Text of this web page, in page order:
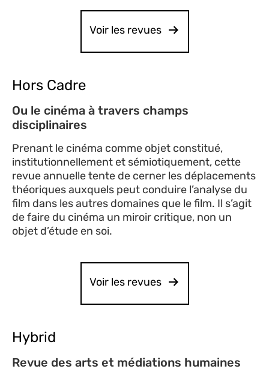
Voir les revues
Hors Cadre
Ou le cinéma à travers champs
disciplinaires
Prenant le cinéma comme objet constitué,
institutionnellement et sémiotiquement, cette
revue annuelle tente de cerner les déplacements
théoriques auxquels peut conduire l’analyse du
film dans les autres domaines que le film. Il s’agit
de faire du cinéma un miroir critique, non un
objet d’étude en soi.
Voir les revues
Hybrid
Revue des arts et médiations humaines